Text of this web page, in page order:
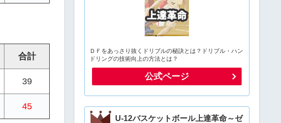
合計
39
45
ＤＦをあっさり抜くドリブルの秘訣とは？ドリブル・ハン
ドリングの技術向上の方法とは？
公式ページ
U-12バスケットボール上達革命～ゼ